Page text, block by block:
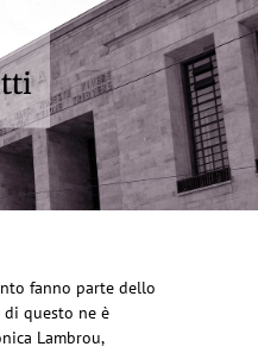
fanno parte dello
questo ne è
Lambrou,